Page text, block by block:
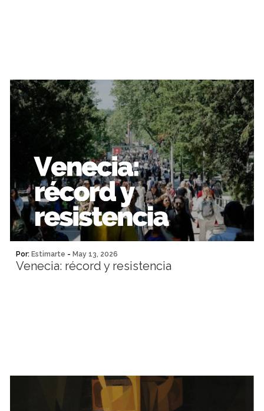
Por: Estimarte - May 13, 2026
Venecia: récord y resistencia